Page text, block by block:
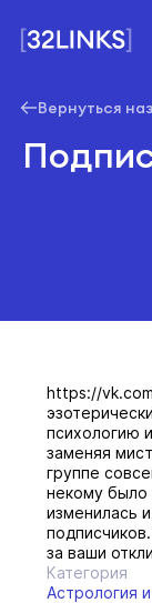
Вернуться
https://
психологию
заменяя
группе
некому было
изменилась
за ваши
Категория
Астрология